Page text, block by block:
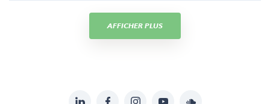
AFFICHER PLUS
LinkedInFacebookInstagramYouTubeSoundcloud